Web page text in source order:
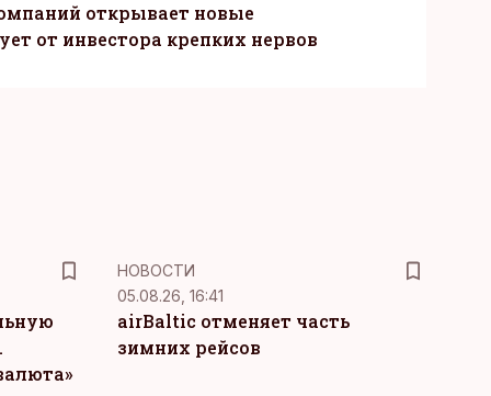
открывает новые
от инвестора крепких нервов
НОВОСТИ
05.08.26, 16:41
airBaltic отменяет часть
зимних рейсов